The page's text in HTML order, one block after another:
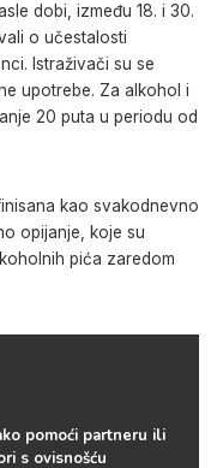
dobi, između 18. i 30.
o učestalosti
Istraživači su se
upotrebe. Za alkohol i
20 puta u periodu od
kao svakodnevno
opijanje, koje su
pića zaredom
pomoći partneru ili
s ovisnošću